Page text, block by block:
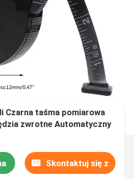
Czarna taśma pomiarowa
zwrotne Automatyczny
pomiarowa do szycia
Skontaktuj się z